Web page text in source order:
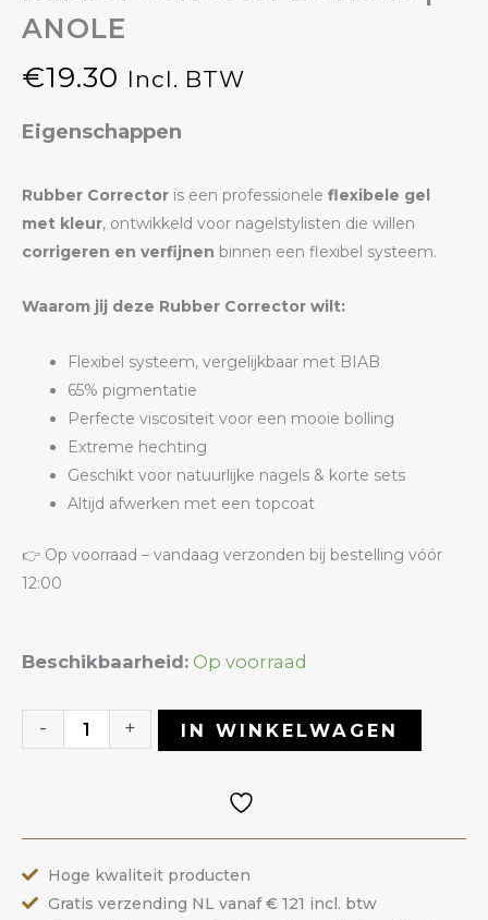
ANOLE
€19.30 Incl. BTW
Eigenschappen
Rubber Corrector is een professionele flexibele gel
met kleur, ontwikkeld voor nagelstylisten die willen
corrigeren en verfijnen binnen een flexibel systeem.
Waarom jij deze Rubber Corrector wilt:
Flexibel systeem, vergelijkbaar met BIAB
65% pigmentatie
Perfecte viscositeit voor een mooie bolling
Extreme hechting
Geschikt voor natuurlijke nagels & korte sets
Altijd afwerken met een topcoat
👉 Op voorraad – vandaag verzonden bij bestelling vóór
12:00
Beschikbaarheid: Op voorraad
-
Rubber
26
+ IN WINKELWAGEN
Hoge kwaliteit producten
Gratis verzending NL vanaf € 121 incl. btw